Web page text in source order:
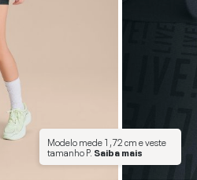
Modelo mede1,72 cme veste
tamanhoP. Saiba mais